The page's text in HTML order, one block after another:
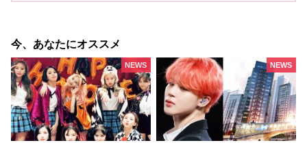
今、あなたにオススメ
NEWS NEWS